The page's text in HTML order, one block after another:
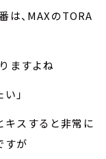
は、MAXのTORA
ますよね
」
キスすると非常に
すが